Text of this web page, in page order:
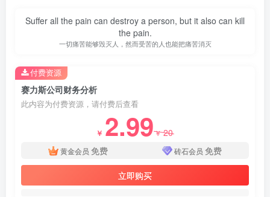
Suffer all the pain can destroy a person, but it also can kill
the pain.
一切痛苦能够毁灭人，然而受苦的人也能把痛苦消灭
赛力斯公司财务分析
此内容为付费资源，请付费后查看
￥ 2.99￥20
黄金会员 免费 砖石会员 免费
立即购买
付费资源